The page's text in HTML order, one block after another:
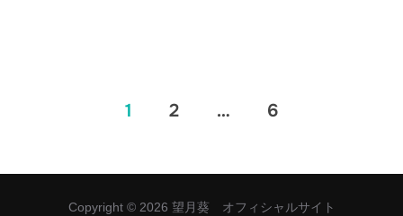
1 2 … 6
Copyright © 2026 望月葵 オフィシャルサイト